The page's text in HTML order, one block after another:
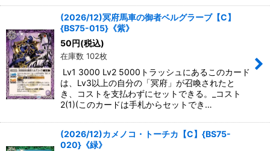
(2026/12)冥府馬車の御者ベルグラーブ【C】
{BS75-015}《紫》
50 円(税込)
在庫数 102枚
Lv1 3000 Lv2 5000トラッシュにあるこのカード
は、Lv3以上の自分の「冥府」が召喚されたと
き、コストを支払わずにセットできる。_コスト
2(1)(このカードは手札からセットでき…
(2026/12)カメノコ・トーチカ【C】{BS75-
020}《緑》